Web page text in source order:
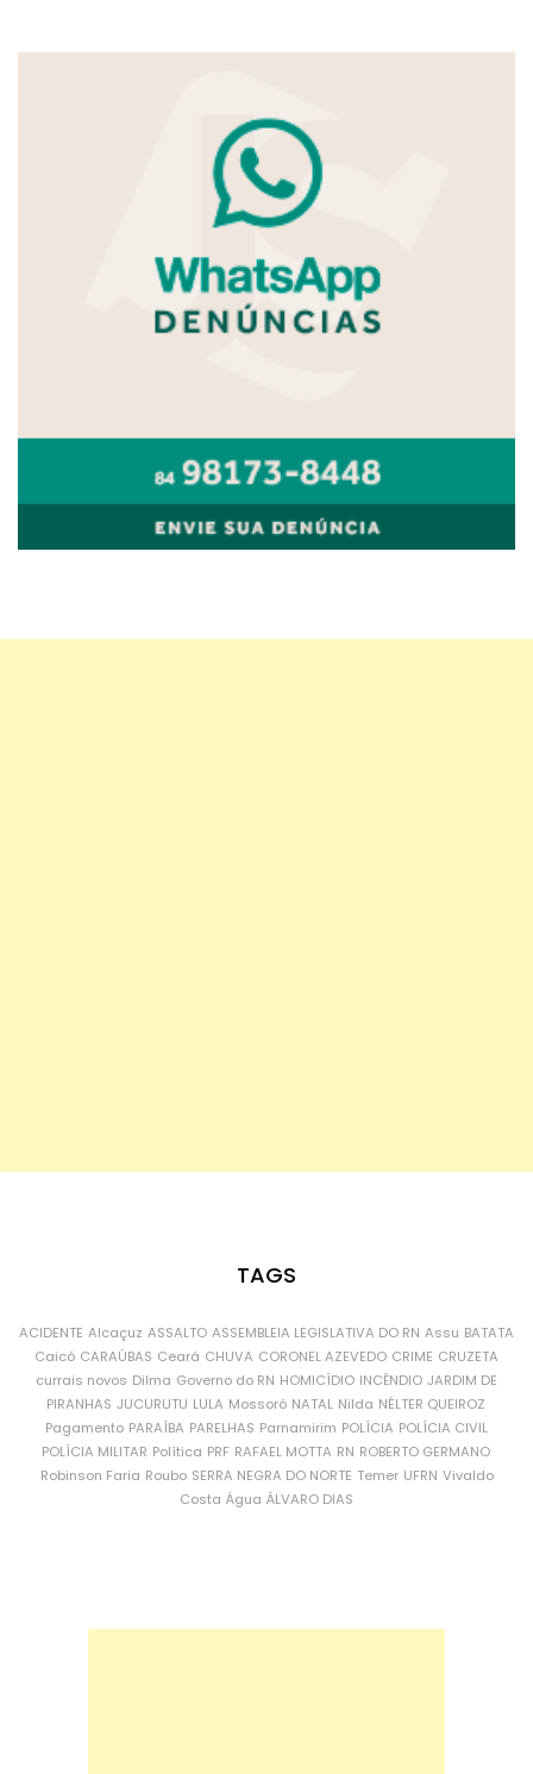
TAGS
ACIDENTE Alcaçuz ASSALTO ASSEMBLEIA LEGISLATIVA DO RN Assu BATATA
Caicó CARAÚBAS Ceará CHUVA CORONEL AZEVEDO CRIME CRUZETA
currais novos Dilma Governo do RN HOMICÍDIO INCÊNDIO JARDIM DE
PIRANHAS JUCURUTU LULA Mossoró NATAL Nilda NÉLTER QUEIROZ
Pagamento PARAÍBA PARELHAS Parnamirim POLÍCIA POLÍCIA CIVIL
POLÍCIA MILITAR Política PRF RAFAEL MOTTA RN ROBERTO GERMANO
Robinson Faria Roubo SERRA NEGRA DO NORTE Temer UFRN Vivaldo
Costa Água ÁLVARO DIAS